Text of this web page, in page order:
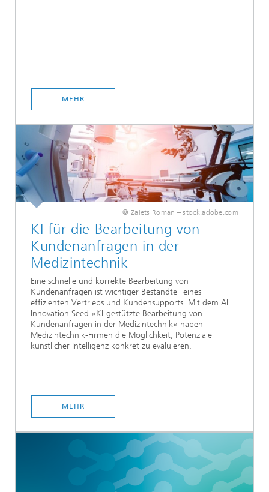
MEHR
© Zaiets Roman – stock.adobe.com
KI für die Bearbeitung von
Kundenanfragen in der
Medizintechnik
Eine schnelle und korrekte Bearbeitung von
Kundenanfragen ist wichtiger Bestandteil eines
effizienten Vertriebs und Kundensupports. Mit dem AI
Innovation Seed »KI-gestützte Bearbeitung von
Kundenanfragen in der Medizintechnik« haben
Medizintechnik-Firmen die Möglichkeit, Potenziale
künstlicher Intelligenz konkret zu evaluieren.
MEHR